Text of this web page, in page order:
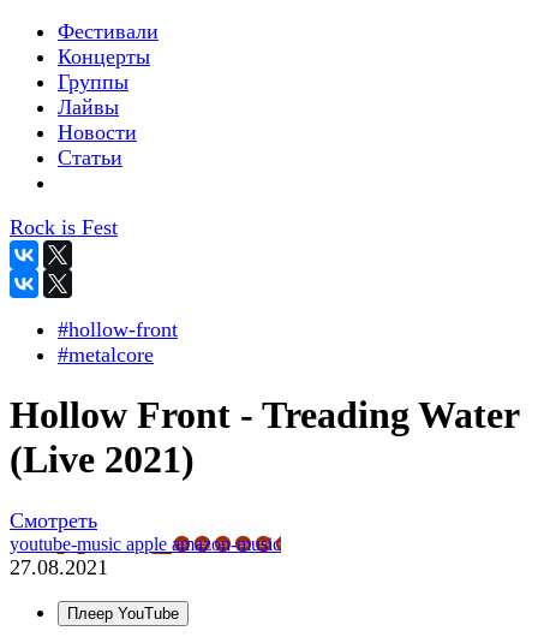
Фестивали
Концерты
Группы
Лайвы
Новости
Статьи
Rock is Fest
#hollow-front
#metalcore
Hollow Front - Treading Water
(Live 2021)
Смотреть
youtube-music apple amazon-music
27.08.2021
Плеер YouTube